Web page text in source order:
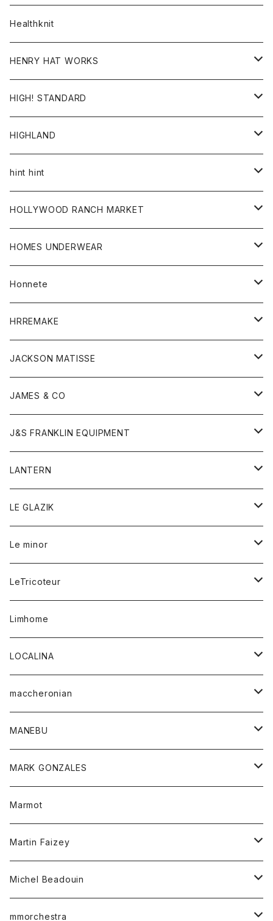
コート
パンツ
Healthknit
HENRY HAT WORKS
帽子
HIGH! STANDARD
アウター
ジャケット
トップス
シャツ
カーディガン
ボトム
グッズ
帽子
HIGHLAND
帽子
hint hint
ストール
HOLLYWOOD RANCH MARKET
アウター
カーディガン
コート
フリース
アクセサリー
ウォレット
ストール
マフラー
リング
キッズ
Tシャツ
グッズ
アンダーウェア
靴
バンダナ
トップス
カーディガン
ジャケット
タンクトップ
Tシャツ
ベスト
ポロシャツ
ロングスリーブTシャツ
ボトム
オーバーオール
ショートパンツ
レディース
アウター
カーディガン
セーター
チュニック
HOMES UNDERWEAR
アウター
カーディガン
コート
キッズ
Tシャツ
ロンパース
グッズ
靴
ストール
トップス
カットソー
シャツ
ボトム
オーバーオール
ショートパンツ
レディース
オーバーオール
シャツ
ワンピース
ワンピース
Honnete
ブラウス
ワンピース
HRREMAKE
バック
キッズ
トレーナー
トップス
Gジャケット
スウェット
帽子
JACKSON MATISSE
Tシャツ
帽子
JAMES & CO
ボトム
J&S FRANKLIN EQUIPMENT
アウター
LANTERN
アウター
Tシャツ
LE GLAZIK
レディース
コート
シャツ
ワンピース
Tシャツ
Le minor
ボトム
スカート
パンツ
レディース
アウター
カットソー
トップス
シャツ
LeTricoteur
カーディガン
Limhome
LOCALINA
ロングスリーブテーシャツ
maccheronian
靴
MANEBU
靴
MARK GONZALES
トップス
Tシャツ
Marmot
Martin Faizey
ベルト
Michel Beadouin
トップス
mmorchestra